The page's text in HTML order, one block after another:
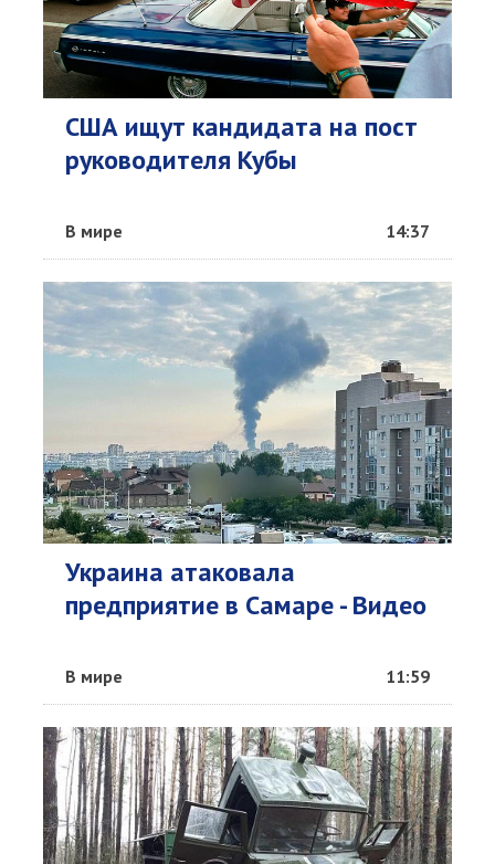
США ищут кандидата на пост
руководителя Кубы
В мире 14:37
Украина атаковала
предприятие в Самаре - Видео
В мире 11:59